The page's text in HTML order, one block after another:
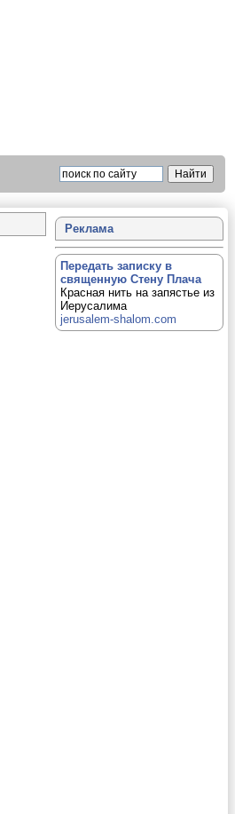
Реклама
Передать записку в
священную Стену Плача
Красная нить на запястье из
Иерусалима
jerusalem-shalom.com